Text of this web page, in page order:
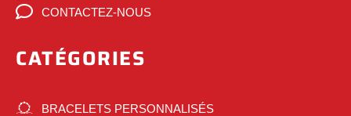
CONTACTEZ-NOUS
CATÉGORIES
BRACELETS PERSONNALISÉS